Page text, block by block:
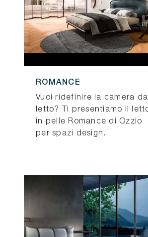
ROMANCE
Vuoi ridefinire la camera da
letto? Ti presentiamo il
in pelle Romance di Ozzio
per spazi design.